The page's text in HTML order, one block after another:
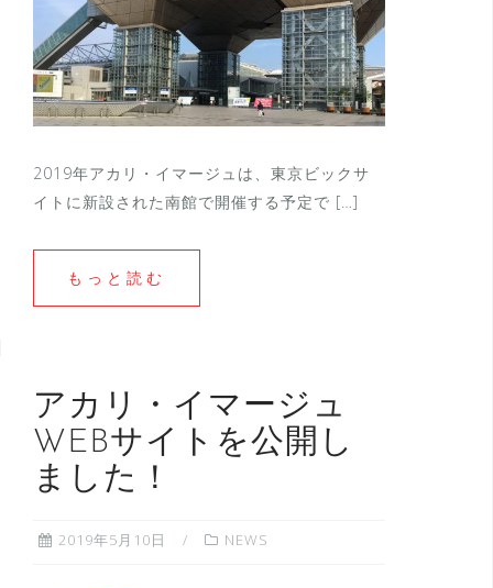
2019年アカリ・イマージュは、東京ビックサ
イトに新設された南館で開催する予定で […]
もっと読む
アカリ・イマージュ
WEBサイトを公開し
ました！
2019年5月10日 NEWS